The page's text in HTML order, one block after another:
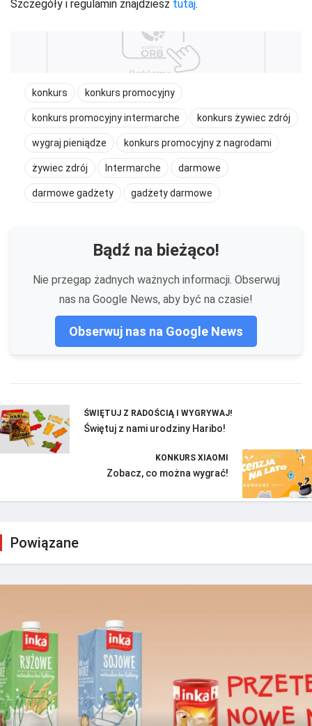
Szczegóły i regulamin znajdziesz tutaj.
konkurs konkurs promocyjny
konkurs promocyjny intermarche konkurs żywiec zdrój
wygraj pieniądze konkurs promocyjny z nagrodami
żywiec zdrój Intermarche darmowe
darmowe gadżety gadżety darmowe
Bądź na bieżąco!
Nie przegap żadnych ważnych informacji. Obserwuj
nas na Google News, aby być na czasie!
Obserwuj nas na Google News
ŚWIĘTUJ Z RADOŚCIĄ I WYGRYWAJ!
Świętuj z nami urodziny Haribo!
KONKURS XIAOMI
Zobacz, co można wygrać!
Powiązane